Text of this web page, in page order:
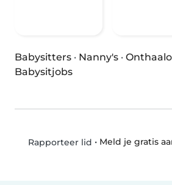
Babysitters · Nanny's ·
Babysitjobs
Rapporteer lid • Meld je gratis